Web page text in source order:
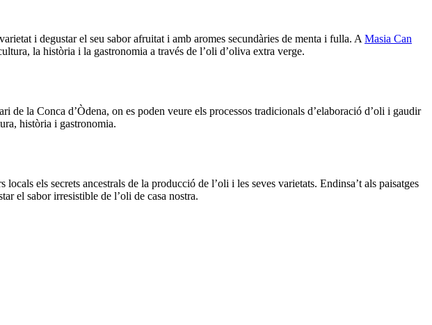
i degustar el seu sabor afruitat i amb aromes secundàries de menta i fulla. A Masia Can
la història i la gastronomia a través de l’oli d’oliva extra verge.
de la Conca d’Òdena, on es poden veure els processos tradicionals d’elaboració d’oli i gaudir
història i gastronomia.
els secrets ancestrals de la producció de l’oli i les seves varietats. Endinsa’t als paisatges
el sabor irresistible de l’oli de casa nostra.